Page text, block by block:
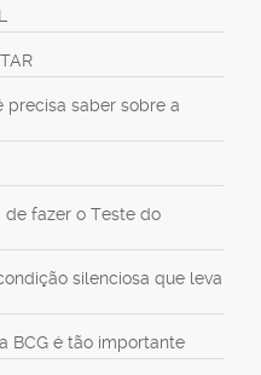
precisa saber sobre a
de fazer o Teste do
silenciosa que leva
BCG é tão importante